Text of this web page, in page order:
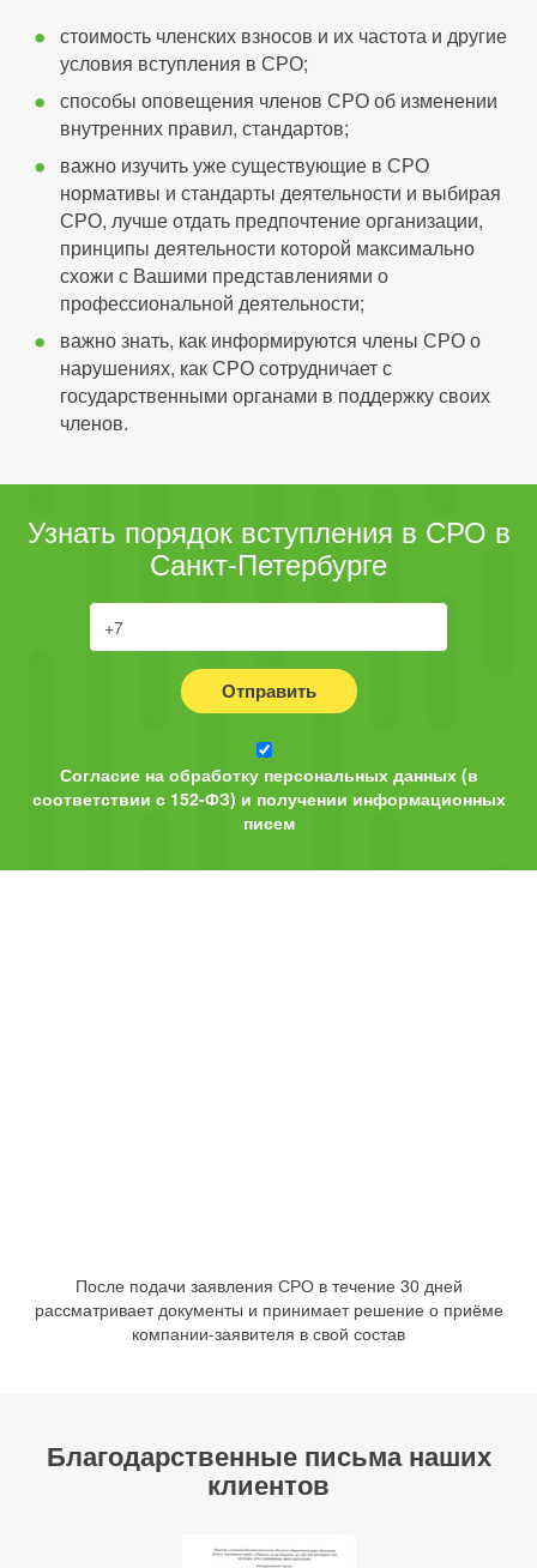
стоимость членских взносов и их частота и другие
условия вступления в СРО;
способы оповещения членов СРО об изменении
внутренних правил, стандартов;
важно изучить уже существующие в СРО
нормативы и стандарты деятельности и выбирая
СРО, лучше отдать предпочтение организации,
принципы деятельности которой максимально
схожи с Вашими представлениями о
профессиональной деятельности;
важно знать, как информируются члены СРО о
нарушениях, как СРО сотрудничает с
государственными органами в поддержку своих
членов.
Узнать порядок вступления в СРО в
Санкт-Петербурге
Отправить
Согласие на обработку персональных данных (в
соответствии с 152-ФЗ) и получении информационных
писем
После подачи заявления СРО в течение 30 дней
рассматривает документы и принимает решение о приёме
компании-заявителя в свой состав
Благодарственные письма наших
клиентов